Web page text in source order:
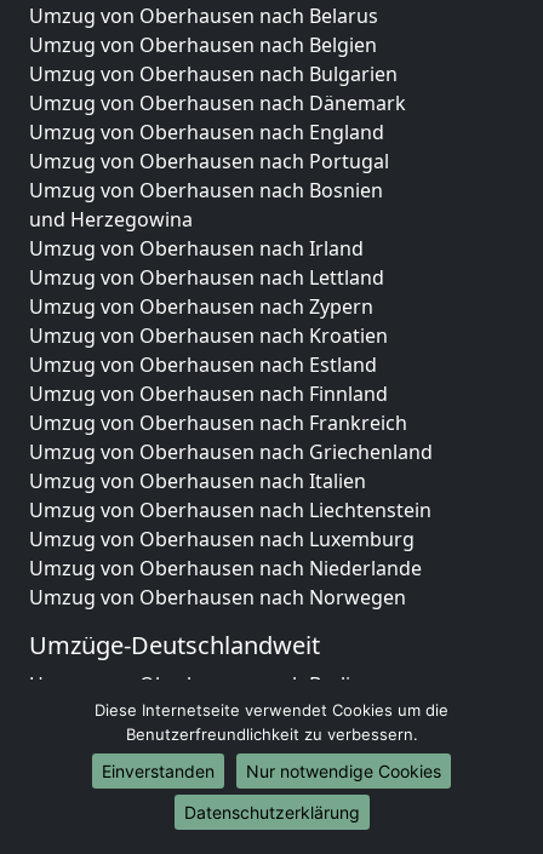
Umzug von Oberhausen nach Belarus
Umzug von Oberhausen nach Belgien
Umzug von Oberhausen nach Bulgarien
Umzug von Oberhausen nach Dänemark
Umzug von Oberhausen nach England
Umzug von Oberhausen nach Portugal
Umzug von Oberhausen nach Bosnien
und Herzegowina
Umzug von Oberhausen nach Irland
Umzug von Oberhausen nach Lettland
Umzug von Oberhausen nach Zypern
Umzug von Oberhausen nach Kroatien
Umzug von Oberhausen nach Estland
Umzug von Oberhausen nach Finnland
Umzug von Oberhausen nach Frankreich
Umzug von Oberhausen nach Griechenland
Umzug von Oberhausen nach Italien
Umzug von Oberhausen nach Liechtenstein
Umzug von Oberhausen nach Luxemburg
Umzug von Oberhausen nach Niederlande
Umzug von Oberhausen nach Norwegen
Umzüge-Deutschlandweit
Umzug von Oberhausen nach Berlin
Umzug von Oberhausen nach Hamburg
Umzug von Oberhausen nach München
Umzug von Oberhausen nach Köln
Umzug von Oberhausen nach Frankfurt am Main
Umzug von Oberhausen nach Stuttgart
Diese Internetseite verwendet Cookies um die
Benutzerfreundlichkeit zu verbessern.
Einverstanden
Nur notwendige Cookies
Datenschutzerklärung